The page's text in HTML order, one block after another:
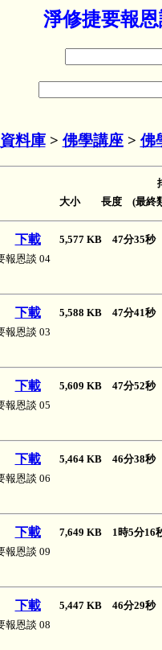
淨修捷要報
料庫> 佛學講座> 佛
大小 長度 (最終
下載
5,577 KB 47分35
報恩談 04
下載
5,588 KB 47分41
報恩談 03
下載
5,609 KB 47分52
報恩談 05
下載
5,464 KB 46分38
報恩談 06
下載
7,649 KB 1時5分
報恩談 09
下載
5,447 KB 46分29
報恩談 08